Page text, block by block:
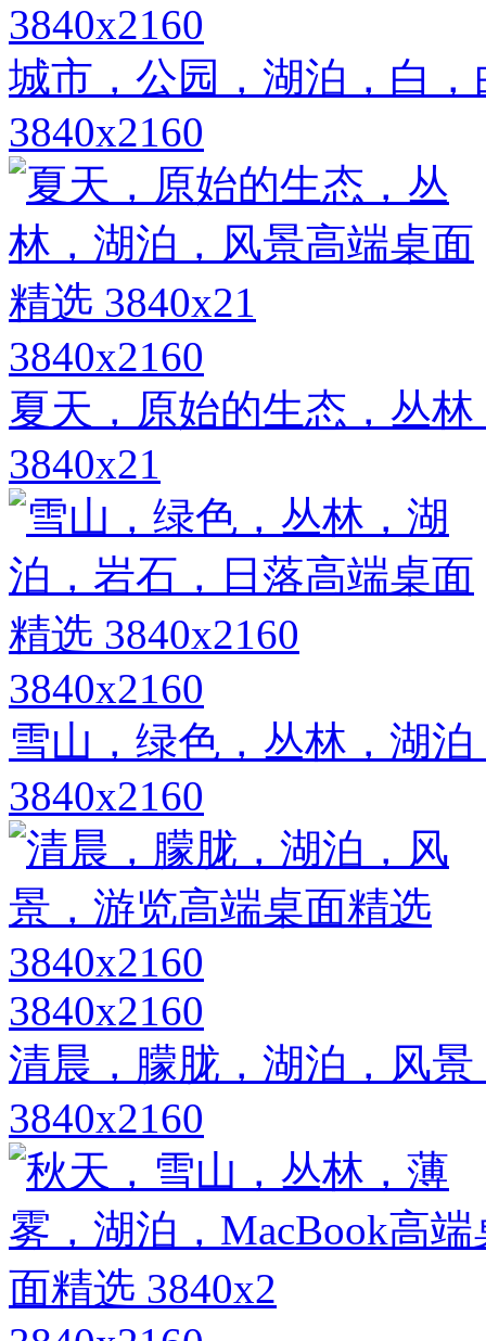
3840x2160
城市，公园，湖泊，白
3840x2160
3840x2160
夏天，原始的生态，丛
3840x21
3840x2160
雪山，绿色，丛林，湖
3840x2160
3840x2160
清晨，朦胧，湖泊，风
3840x2160